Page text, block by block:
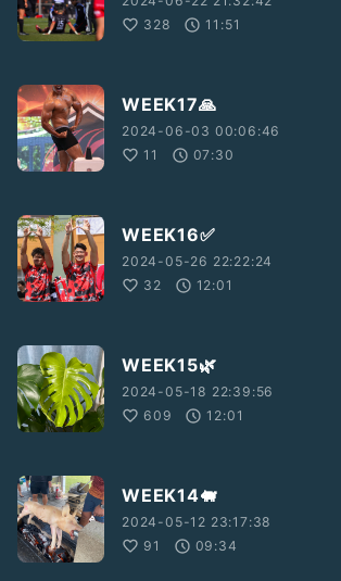
328
11:51
WEEK17🙏
2024-06-03 00:06:46
11
07:30
WEEK16✅
2024-05-26 22:22:24
32
12:01
WEEK15🌿
2024-05-18 22:39:56
609
12:01
WEEK14🐖
2024-05-12 23:17:38
91
09:34